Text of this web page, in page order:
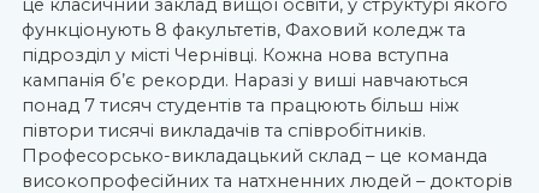
це класичний заклад вищої освіти, у структурі якого
функціонують 8 факультетів, Фаховий коледж та
підрозділ у місті Чернівці. Кожна нова вступна
кампанія б’є рекорди. Наразі у виші навчаються
понад 7 тисяч студентів та працюють більш ніж
півтори тисячі викладачів та співробітників.
Професорсько-викладацький склад – це команда
високопрофесійних та натхненних людей – докторів